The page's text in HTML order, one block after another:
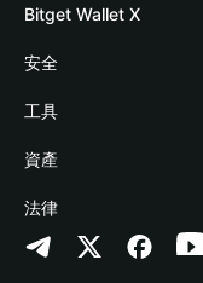
部落格
學院
加密資訊
幫助中心
‌聯繫我們
品牌資源
Crypto Card
Stablecoin Earn
Payfi Crypto
Crypto Swap API
Altcoin Season Index
Prediction Markets
Bitget Wallet X
開發者文件
連接錢包
Bitget Wallet Pay
合作上架
安全
風險保障基金
安全防護技術
工具
快捷買幣
授權檢測
合約檢測
資產
Arbitrum
Avalanche
法律
隱私協議